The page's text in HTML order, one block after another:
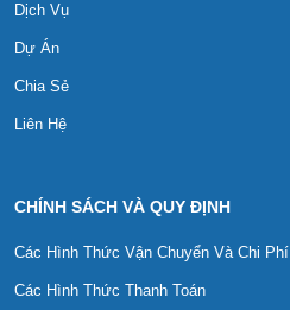
Dịch Vụ
Dự Án
Chia Sẻ
Liên Hệ
CHÍNH SÁCH VÀ QUY ĐỊNH
Các Hình Thức Vận Chuyển Và Chi Phí
Các Hình Thức Thanh Toán